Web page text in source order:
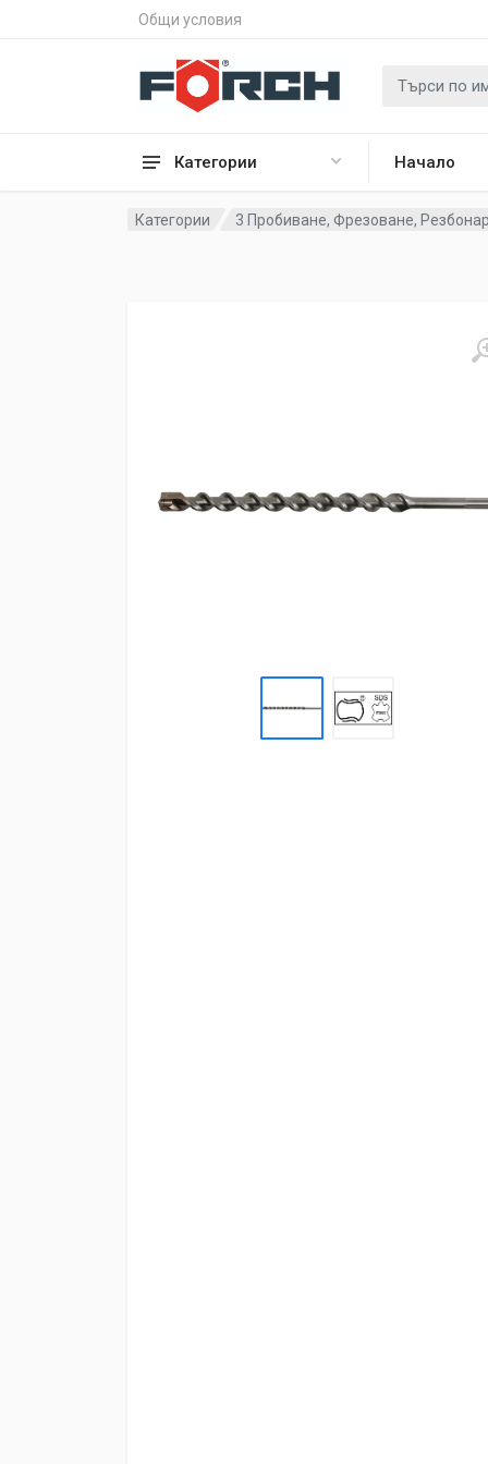
Общи условия
Категории Начало
Категории 3 Пробиване, Фрезоване,